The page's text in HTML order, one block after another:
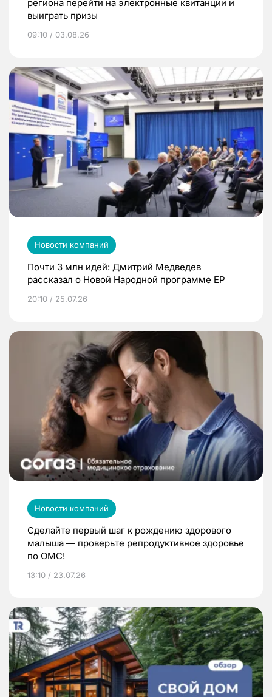
региона перейти на электронные квитанции и
выиграть призы
09:10 / 03.08.26
Новости компаний
Почти 3 млн идей: Дмитрий Медведев
рассказал о Новой Народной программе ЕР
20:10 / 25.07.26
Новости компаний
Сделайте первый шаг к рождению здорового
малыша — проверьте репродуктивное здоровье
по ОМС!
13:10 / 23.07.26